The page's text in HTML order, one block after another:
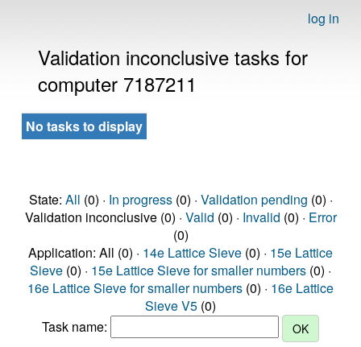
log in
Validation inconclusive tasks for
computer 7187211
No tasks to display
State: All (0) · In progress(0) · Validation pending (0) ·
Validation inconclusive (0) · Valid (0) · Invalid (0) · Error
(0)
Application: All (0) · 14e Lattice Sieve (0) · 15e Lattice
Sieve (0) · 15e Lattice Sieve for smaller numbers (0) ·
16e Lattice Sieve for smaller numbers (0) · 16e Lattice
Sieve V5 (0)
Task name: